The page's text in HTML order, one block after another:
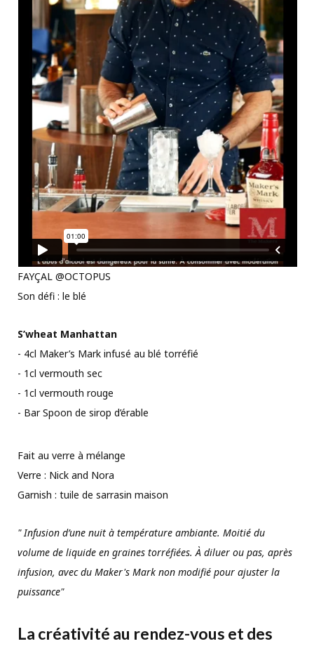
FAYÇAL @OCTOPUS
Son défi : le blé
S’wheat Manhattan
- 4cl Maker’s Mark infusé au blé torréfié
- 1cl vermouth sec
- 1cl vermouth rouge
- Bar Spoon de sirop d’érable
Fait au verre à mélange
Verre : Nick and Nora
Garnish : tuile de sarrasin maison
" Infusion d’une nuit à température ambiante. Moitié du
volume de liquide en graines torréfiées. À diluer ou pas, après
infusion, avec du Maker's Mark non modifié pour ajuster la
puissance"
La créativité au rendez-vous et des